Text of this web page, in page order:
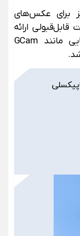
نیز برای عکس‌های
ارائه
می‌دهد. استفاده از اپلیکیشن‌هایی مانند GCam